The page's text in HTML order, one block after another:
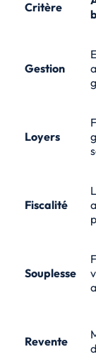
Critère
Gestion
Loyers
Fiscalité
Souplesse
Revente